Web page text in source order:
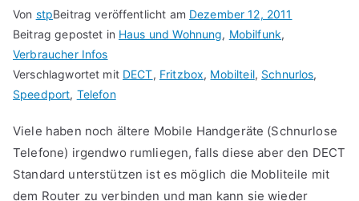
Von stpBeitrag veröffentlicht am Dezember 12, 2011
Beitrag gepostet in Haus und Wohnung, Mobilfunk,
Verbraucher Infos
Verschlagwortet mit DECT, Fritzbox, Mobilteil, Schnurlos,
Speedport, Telefon
Viele haben noch ältere Mobile Handgeräte (Schnurlose
Telefone) irgendwo rumliegen, falls diese aber den DECT
Standard unterstützen ist es möglich die Mobliteile mit
dem Router zu verbinden und man kann sie wieder